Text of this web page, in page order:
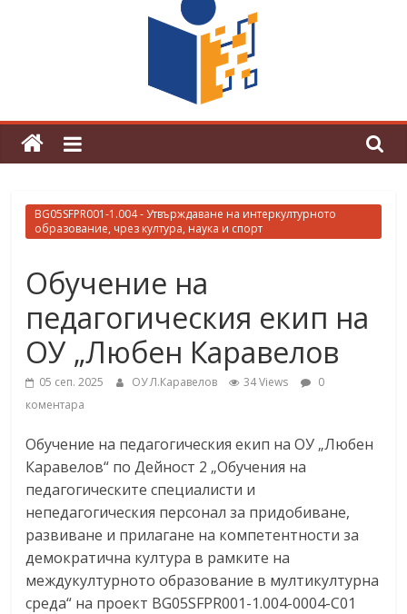
Магията на Андерсен оживя в ОУ
„Любен Каравелов“
BG05SFPR001-1.004 - Утвърждаване на интеркултурното
образование, чрез култура, наука и спорт
Обучение на
педагогическия екип на
ОУ „Любен Каравелов
05 сеп. 2025 ОУ Л.Каравелов 34 Views
0
коментара
Обучение на педагогическия екип на ОУ „Любен
Каравелов“ по Дейност 2 „Обучения на
педагогическите специалисти и
непедагогическия персонал за придобиване,
развиване и прилагане на компетентности за
демократична култура в рамките на
междукултурното образование в мултикултурна
среда“ на проект BG05SFPR001-1.004-0004-C01